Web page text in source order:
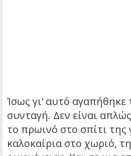
Ίσως γι’ αυτό
συνταγή. Δεν είναι
το πρωινό στο σπίτι της
καλοκαίρια στο χωριό,